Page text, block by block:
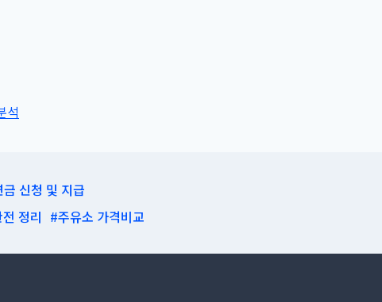
석
신청 및 지급
정리 #주유소 가격비교